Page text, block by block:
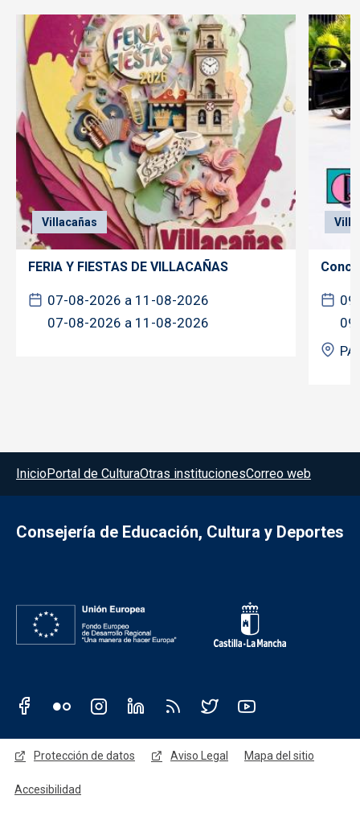
Villacañas
FERIA Y FIESTAS DE VILLACAÑAS
07-08-2026 a 11-08-2026
07-08-2026 a 11-08-2026
Menú del pie
InicioPortal de CulturaOtras institucionesCorreo web
Consejería de Educación, Cultura y Deportes
Redes sociales JCCM
Menú legal
Protección de datos Aviso Legal Mapa del sitio
Accesibilidad